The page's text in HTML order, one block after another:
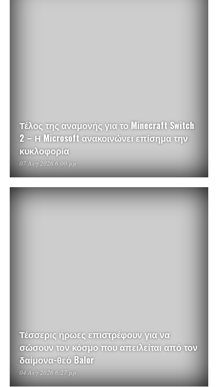
Τέλος της αναμονής για το Minecraft Switch
2 – Η Microsoft ανακοινώνει επίσημα την
κυκλοφορία
07 Αυγ 2026 6:00 μμ
Τέσσερις ήρωες επιστρέφουν για να
σώσουν τον κόσμο που απειλείται από τον
δαίμονα-θεό Balor
04 Αυγ 2026 6:27 μμ